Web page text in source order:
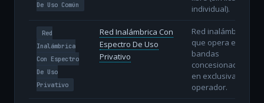
De Uso Común
individual).
Red
Inalámbrica
Con Espectro
De Uso
Privativo
Red Inalámbrica Con
Espectro De Uso
Privativo
Red inalámbrica
que opera en
bandas
concesionadas
en exclusiva al
operador.